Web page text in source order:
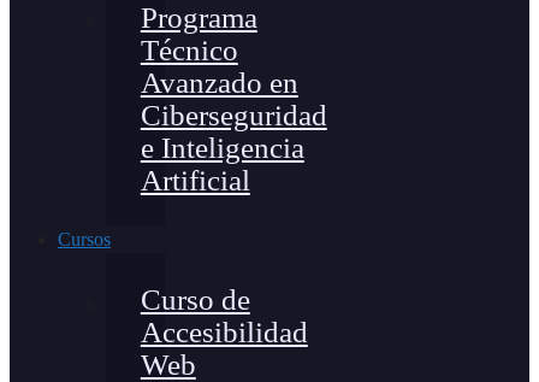
Programa
Técnico
Avanzado en
Ciberseguridad
e Inteligencia
Artificial
Cursos
Curso de
Accesibilidad
Web